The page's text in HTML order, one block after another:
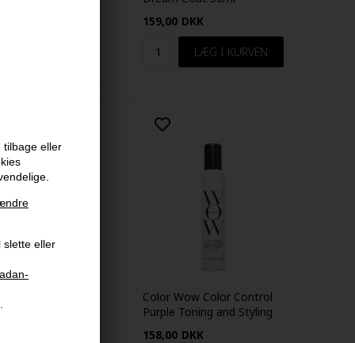
tilbage eller
slette eller
159,00 DKK
One Minute
120ml
Color Wow Color Control
Purple Toning and Styling
158,00 DKK